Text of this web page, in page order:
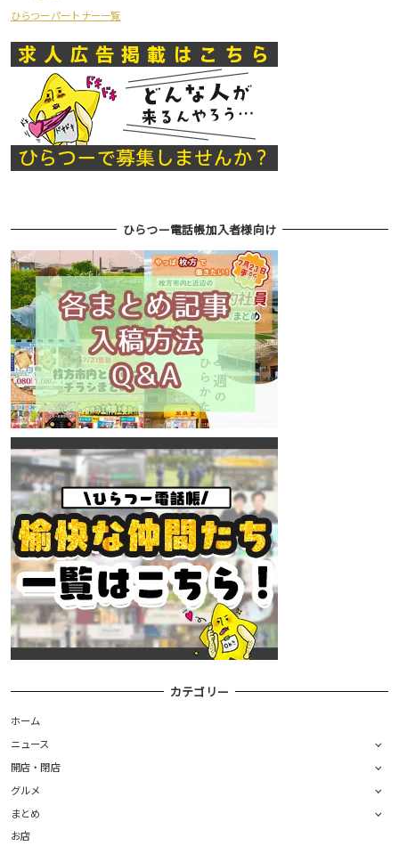
ひらつーパートナー一覧
ひらつー電話帳加入者様向け
カテゴリー
ホーム
ニュース
開店・閉店
グルメ
まとめ
お店